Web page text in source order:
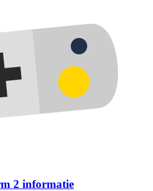
2 informatie